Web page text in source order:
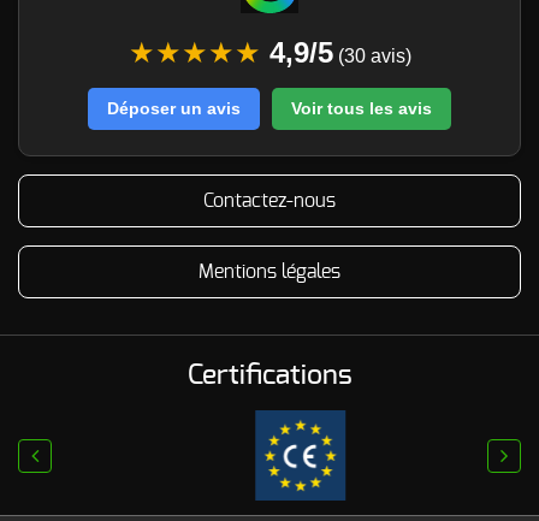
★★★★★ 4,9/5(30 avis)
Déposer un avis Voir tous les avis
Contactez-nous
Mentions légales
Certifications